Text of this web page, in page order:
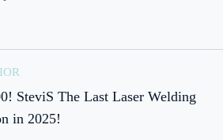
SteviS The Last Laser Welding
in 2025!